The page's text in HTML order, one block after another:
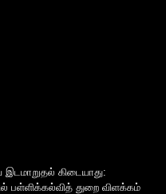
இடமாறுதல் கிடையாது:
பள்ளிக்கல்வித் துறை விளக்கம்